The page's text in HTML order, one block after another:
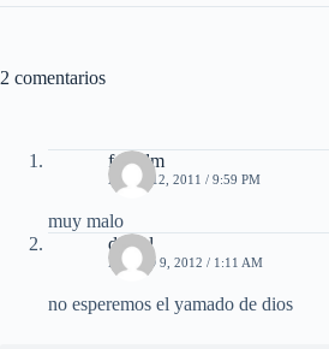
2 comentarios
fosodm
ABRIL 12, 2011 / 9:59 PM
muy malo
daniel
MARZO 9, 2012 / 1:11 AM
no esperemos el yamado de dios